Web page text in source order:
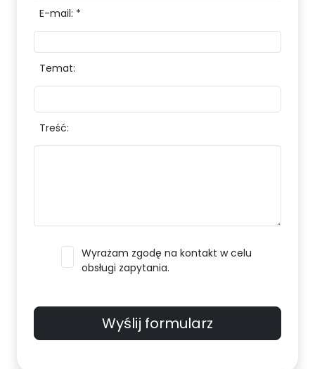
E-mail: *
Temat:
Treść:
Wyrażam zgodę na kontakt w celu
obsługi zapytania.
Wyślij formularz